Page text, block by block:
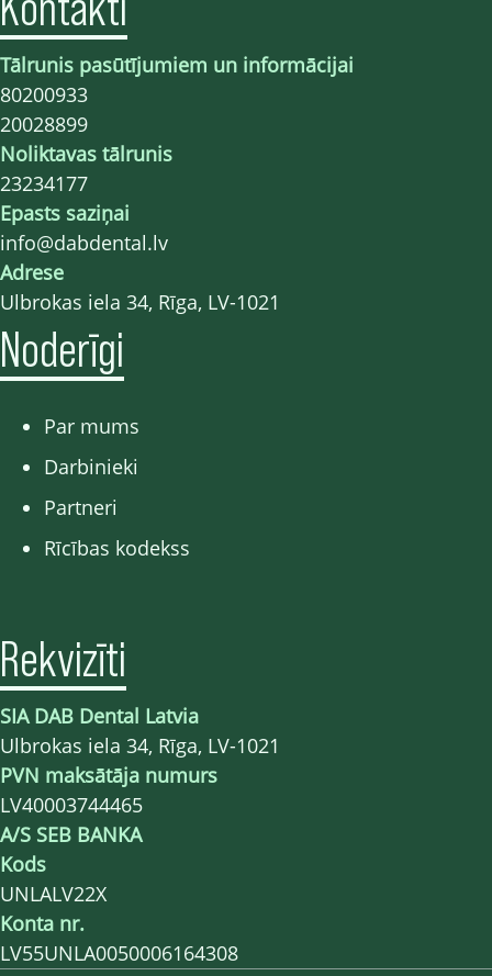
Tālrunis pasūtījumiem un informācijai
80200933
20028899
Noliktavas tālrunis
23234177
Epasts saziņai
info@dabdental.lv
Adrese
Ulbrokas iela 34, Rīga, LV-1021
Noderīgi
Par mums
Darbinieki
Partneri
Rīcības kodekss
Rekvizīti
SIA DAB Dental Latvia
Ulbrokas iela 34, Rīga, LV-1021
PVN maksātāja numurs
LV40003744465
A/S SEB BANKA
Kods
UNLALV22X
Konta nr.
LV55UNLA0050006164308